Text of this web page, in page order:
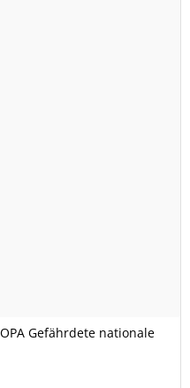
Gefährdete nationale